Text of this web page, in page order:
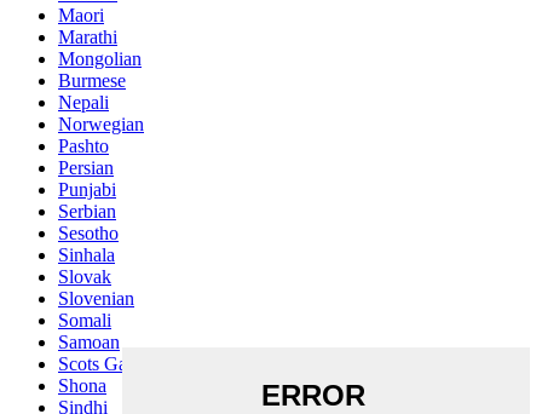
Maori
Marathi
Mongolian
Burmese
Nepali
Norwegian
Pashto
Persian
Punjabi
Serbian
Sesotho
Sinhala
Slovak
Slovenian
Somali
Samoan
Scots Gaelic
Shona
Sindhi